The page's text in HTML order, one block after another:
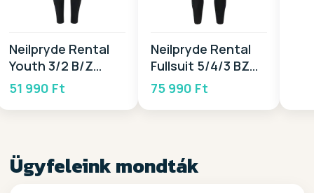
Neilpryde Rental
Youth 3/2 B/Z
2026
51 990 Ft
Neilpryde Rental
Fullsuit 5/4/3 BZ
2026
75 990 Ft
Ügyfeleink mondták